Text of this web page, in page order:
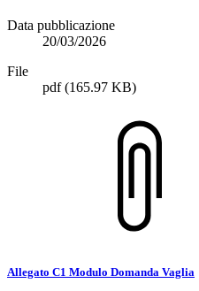
Data pubblicazione
20/03/2026
File
pdf(165.97 KB)
Allegato C1 Modulo Domanda Vaglia